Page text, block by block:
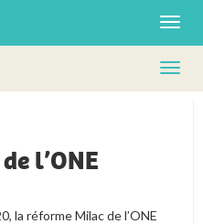
l’ONE
la réforme Milac de l’ONE